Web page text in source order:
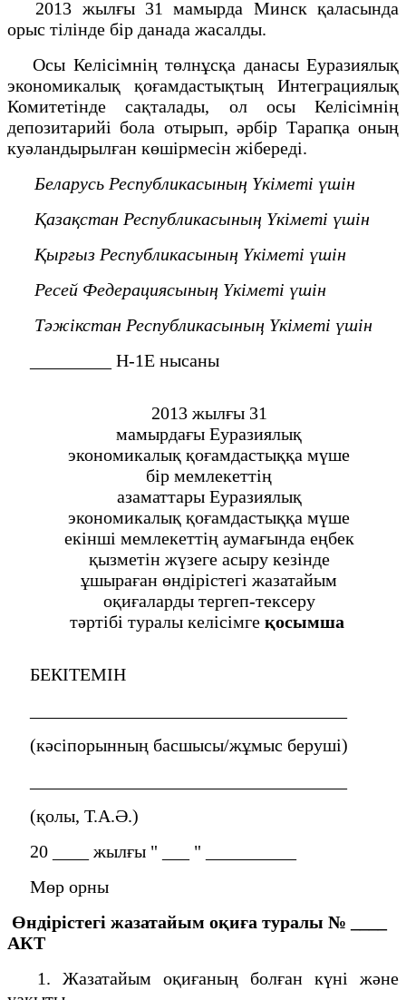
2013 жылғы 31 мамырда Минск қаласында
орыс тілінде бір данада жасалды.
Осы Келісімнің төлнұсқа данасы Еуразиялық
экономикалық қоғамдастықтың Интеграциялық
Комитетінде сақталады, ол осы Келісімнің
депозитарийі бола отырып, әрбір Тарапқа оның
куәландырылған көшірмесін жібереді.
Беларусь Республикасының Үкіметі үшін
Қазақстан Республикасының Үкіметі үшін
Қырғыз Республикасының Үкіметі үшін
Ресей Федерациясының Үкіметі үшін
Тәжікстан Республикасының Үкіметі үшін
_________ Н-1Е нысаны
2013 жылғы 31
мамырдағы Еуразиялық
экономикалық қоғамдастыққа мүше
бір мемлекеттің
азаматтары Еуразиялық
экономикалық қоғамдастыққа мүше
екінші мемлекеттің аумағында еңбек
қызметін жүзеге асыру кезінде
ұшыраған өндірістегі жазатайым
оқиғаларды тергеп-тексеру
тәртібі туралы келісімге қосымша
БЕКІТЕМІН
(кәсіпорынның басшысы/жұмыс беруші)
(қолы, Т.А.Ә.)
20 ____ жылғы " ___ " __________
Мөр орны
Өндірістегі жазатайым оқиға туралы № ____
АКТ
1. Жазатайым оқиғаның болған күні және